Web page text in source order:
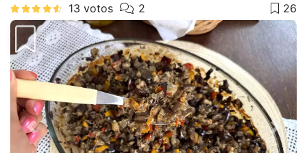
Anterior Next